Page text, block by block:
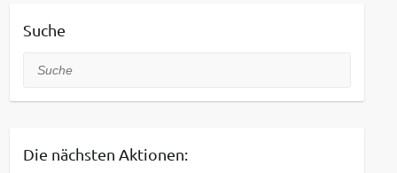
Suche
Suche
Die nächsten Aktionen: